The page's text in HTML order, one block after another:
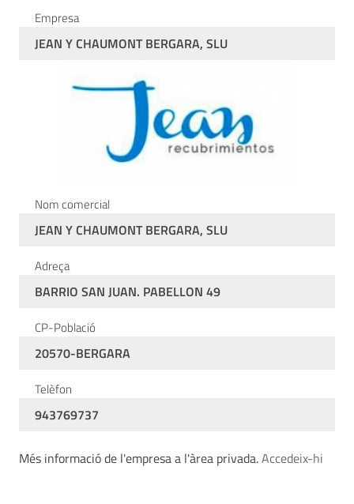
Empresa
JEAN Y CHAUMONT BERGARA, SLU
Nom comercial
JEAN Y CHAUMONT BERGARA, SLU
Adreça
BARRIO SAN JUAN. PABELLON 49
CP-Població
20570-BERGARA
Telèfon
943769737
Més informació de l'empresa a l'àrea privada.Accedeix-hi